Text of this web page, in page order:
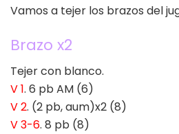
Vamos a tejer los brazos del
Brazo x2
Tejer con blanco.
V 1. 6 pb AM (6)
V 2. (2 pb, aum)x2 (8)
V 3-6. 8 pb (8)